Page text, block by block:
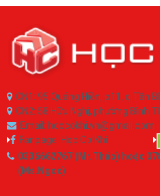
CN1: 95 Quảng Hiền, p11, q.Tân
CN2: 58 Hữu Nghị, phường Bình
Email: hoccokhi.vn@gmail.com
Fanpage: Học Cơ Khí
0336662767 (Mr.Thảo) hoặc
(Ms.Ngọc)